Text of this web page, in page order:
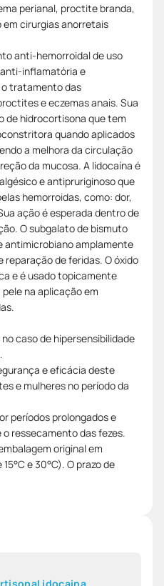
perianal, proctite branda,
cirurgias anorretais
anti-hemorroidal de uso
inflamatória e
tratamento das
e eczemas anais. Sua
hidrocortisona que tem
quando aplicados
a melhora da circulação
da mucosa. A lidocaína é
e antipruriginoso que
hemorroidas, como: dor,
ação é esperada dentro de
O subgalato de bismuto
amplamente
de feridas. O óxido
e é usado topicamente
na aplicação em
caso de hipersensibilidade
e eficácia deste
e mulheres no período da
períodos prolongados e
ressecamento das fezes.
original em
e 30°C). O prazo de